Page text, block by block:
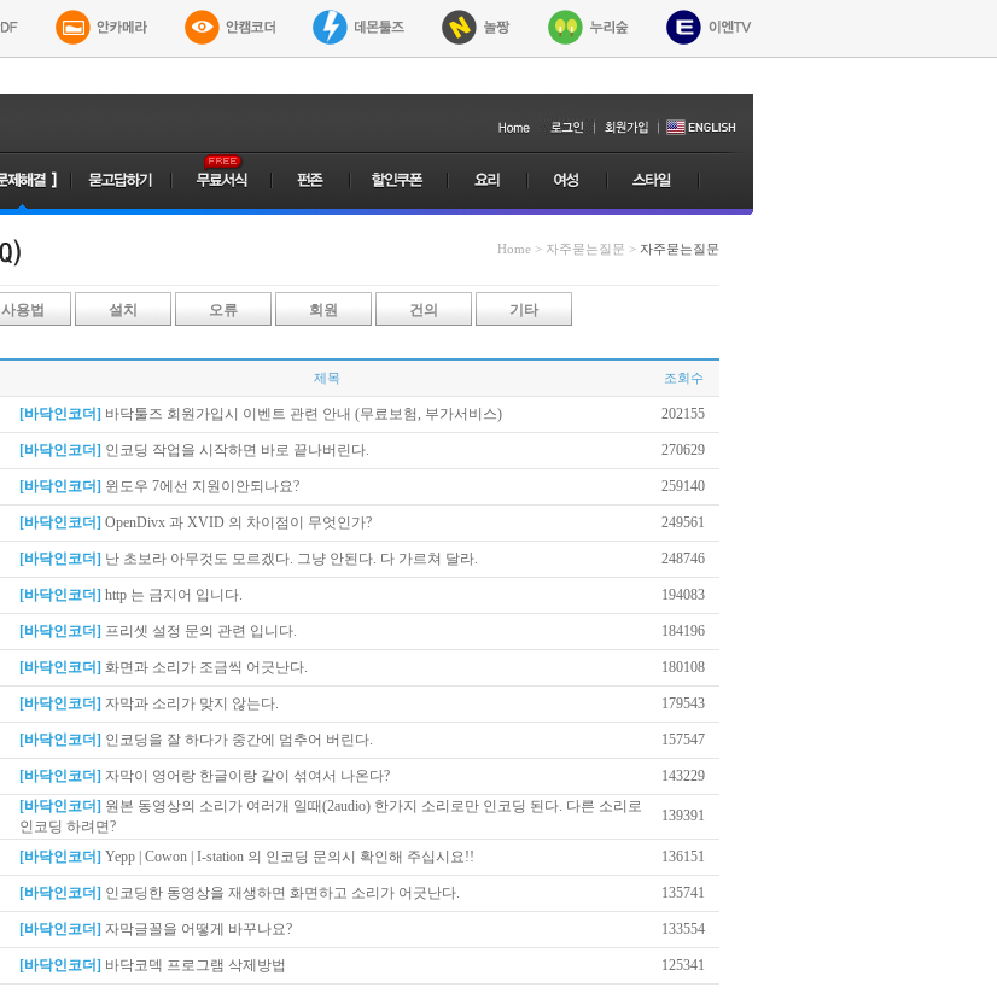
Home > 자주묻는질문 > 자주묻는질문
사용법 설치 오류 회원 건의 기타
제목 조회수
[바닥인코더] 바닥툴즈 회원가입시 이벤트 관련 안내 (무료보험, 부가서비스) 202155
[바닥인코더] 인코딩 작업을 시작하면 바로 끝나버린다. 270629
[바닥인코더] 윈도우 7에선 지원이안되나요? 259140
[바닥인코더] OpenDivx 과 XVID 의 차이점이 무엇인가? 249561
[바닥인코더] 난 초보라 아무것도 모르겠다. 그냥 안된다. 다 가르쳐 달라. 248746
[바닥인코더] http 는 금지어 입니다. 194083
[바닥인코더] 프리셋 설정 문의 관련 입니다. 184196
[바닥인코더] 화면과 소리가 조금씩 어긋난다. 180108
[바닥인코더] 자막과 소리가 맞지 않는다. 179543
[바닥인코더] 인코딩을 잘 하다가 중간에 멈추어 버린다. 157547
[바닥인코더] 자막이 영어랑 한글이랑 같이 섞여서 나온다? 143229
[바닥인코더] 원본 동영상의 소리가 여러개 일때(2audio) 한가지 소리로만 인코딩 된다. 다른 소리로
인코딩 하려면?
139391
[바닥인코더] Yepp | Cowon | I-station 의 인코딩 문의시 확인해 주십시요!! 136151
[바닥인코더] 인코딩한 동영상을 재생하면 화면하고 소리가 어긋난다. 135741
[바닥인코더] 자막글꼴을 어떻게 바꾸나요? 133554
[바닥인코더] 바닥코덱 프로그램 삭제방법 125341